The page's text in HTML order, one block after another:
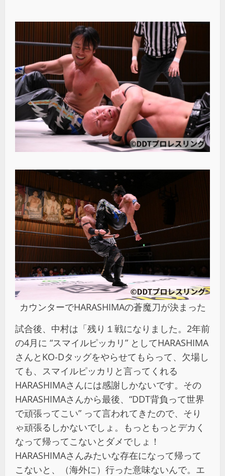
カウンターでHARASHIMAの蒼魔刀が決まった
試合後、中村は「残り１戦になりました。2年前
の4月に “スマイルピッカリ” としてHARASHIMA
さんとKO-Dタッグをやらせてもらって、欠場し
ても、スマイルピッカリと言ってくれる
HARASHIMAさんには感謝しかないです。その
HARASHIMAさんから最後、“DDT背負って世界
で頑張ってこい” って言われてきたので、そり
ゃ頑張るしかないでしょ。もっともっとデカく
なって帰ってこないとダメでしょ！
HARASHIMAさんみたいな存在になって帰って
こないと、（海外に）行った意味ないんで。エ